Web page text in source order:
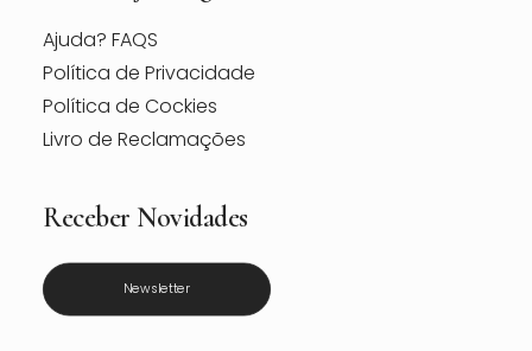
Ajuda? FAQS
Política de Privacidade
Política de Cockies
Livro de Reclamações
Receber Novidades
Newsletter